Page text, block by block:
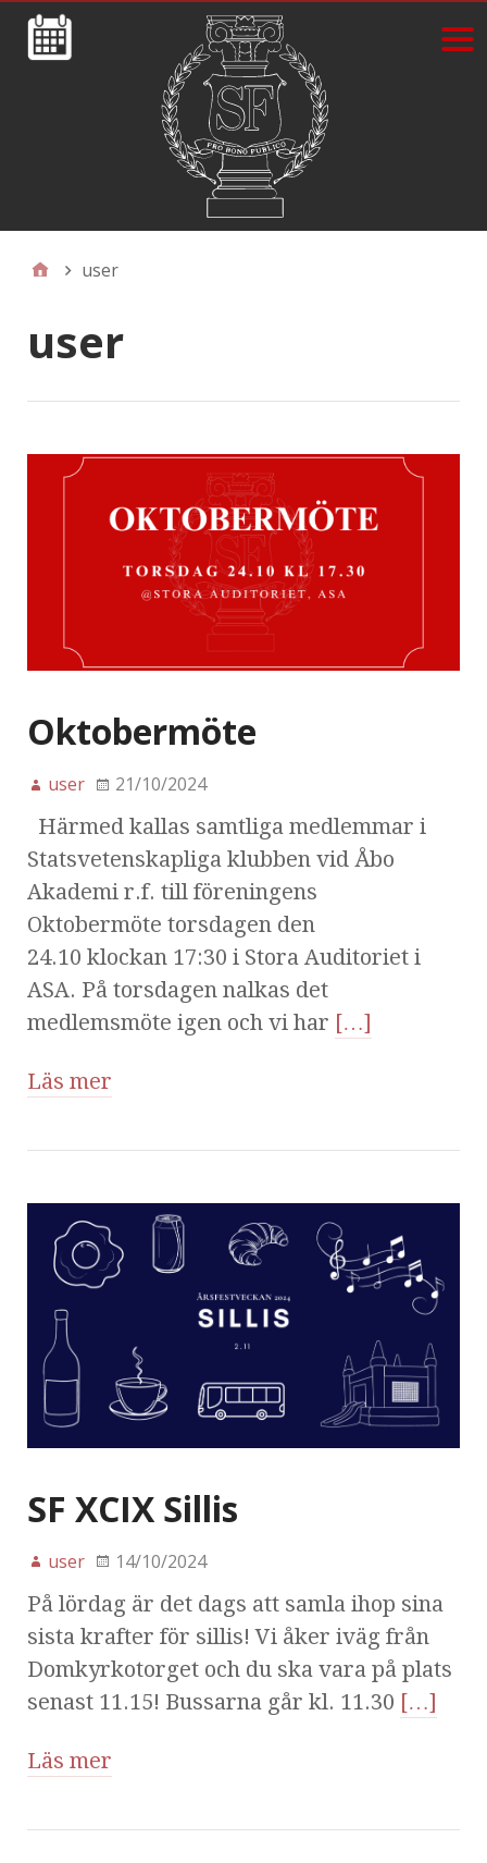
user
user
Oktobermöte
user 21/10/2024
Härmed kallas samtliga medlemmar i
Statsvetenskapliga klubben vid Åbo
Akademi r.f. till föreningens
Oktobermöte torsdagen den
24.10 klockan 17:30 i Stora Auditoriet i
ASA. På torsdagen nalkas det
medlemsmöte igen och vi har […]
Läs mer
SF XCIX Sillis
user 14/10/2024
På lördag är det dags att samla ihop sina
sista krafter för sillis! Vi åker iväg från
Domkyrkotorget och du ska vara på plats
senast 11.15! Bussarna går kl. 11.30 […]
Läs mer